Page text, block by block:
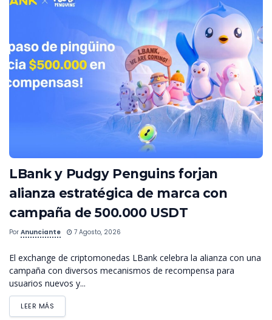
LBank y Pudgy Penguins forjan
alianza estratégica de marca con
campaña de 500.000 USDT
Por Anunciante 7 Agosto, 2026
El exchange de criptomonedas LBank celebra la alianza con una
campaña con diversos mecanismos de recompensa para
usuarios nuevos y...
LEER MÁS